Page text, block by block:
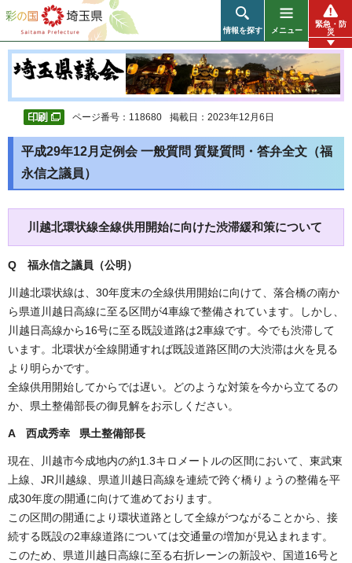
彩の国 埼玉県
情報を探す メニュー
緊急・防
災
ページ番号：118680 掲載日：2023年12月6日
平成29年12月定例会 一般質問 質疑質問・答弁全文（福
永信之議員）
川越北環状線全線供用開始に向けた渋滞緩和策について
Q 福永信之議員（公明 ）
川越北環状線は、30年度末の全線供用開始に向けて、落合橋の南か
ら県道川越日高線に至る区間が4車線で整備されています。しかし、
川越日高線から16号に至る既設道路は2車線です。今でも渋滞して
います。北環状が全線開通すれば既設道路区間の大渋滞は火を見る
より明らかです。
全線供用開始してからでは遅い。どのような対策を今から立てるの
か、県土整備部長の御見解をお示しください。
A 西成秀幸 県土整備部長
現在、川越市今成地内の約1.3キロメートルの区間において、東武東
上線、JR川越線、県道川越日高線を連続で跨ぐ橋りょうの整備を平
成30年度の開通に向けて進めております。
この区間の開通により環状道路として全線がつながることから、接
続する既設の2車線道路については交通量の増加が見込まれます。
このため、県道川越日高線に至る右折レーンの新設や、国道16号と